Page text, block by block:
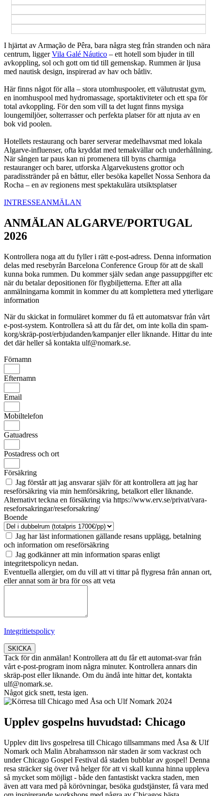
I hjärtat av Armação de Pêra, bara några steg från stranden och nära
centrum, liggerVila Galé Náutico – ett hotell som bjuder in till
avkoppling, sol och gott om tid till gemenskap. Rummen är ljusa
med nautisk design, inspirerad av hav och båtliv.
Här finns något för alla – stora utomhuspooler, ett välutrustat gym,
en inomhuspool med hydromassage, sportaktiviteter och ett spa för
total avkoppling. För den som vill ta det lugnt finns mysiga
loungemiljöer, solterrasser och perfekta platser för att njuta av en
bok vid poolen.
Hotellets restaurang och barer serverar medelhavsmat med lokala
Algarve-influenser, ofta kryddat med temakvällar och underhållning.
När sången tar paus kan ni promenera till byns charmiga
restauranger och barer, utforska Algarvekustens grottor och
paradisstränder på en båttur, eller besöka kapellet Nossa Senhora da
Rocha – en av regionens mest spektakulära utsiktsplatser
INTRESSEANMÄLAN
ANMÄLAN ALGARVE/PORTUGAL
2026
Kontrollera noga att du fyller i rätt e-post-adress. Denna information
delas med resebyrån Barcelona Conference Group för att de skall
kunna boka rummen. Du kommer själv sedan ange passuppgifter etc
när du betalar depositionen för flygbiljetterna. Efter att alla
anmälningarna kommit in kommer du att komplettera med ytterligare
information
När du skickat in formuläret kommer du få ett automatsvar från vårt
e-post-system. Kontrollera så att du får det, om inte kolla din spam-
korg/skräp-post/erbjudanden/kampanjer eller liknande. Hittar du inte
det där heller så kontakta ulf@nomark.se.
Förnamn
Efternamn
Email
Mobiltelefon
Gatuadress
Postadress och ort
Försäkring
Jag förstår att jag ansvarar själv för att kontrollera att jag har
reseförsäkring via min hemförsäkring, betalkort eller liknande.
Alternativt teckna en försäkring via https://www.erv.se/privat/vara-
reseforsakringar/reseforsakring/
Boende
Jag har läst informationen gällande resans upplägg, betalning
och information om reseförsäkring
Jag godkänner att min information sparas enligt
integritetspolicyn nedan.
Eventuella allergier, om du vill att vi tittar på flygresa från annan ort,
eller annat som är bra för oss att veta
Integritietspolicy
SKICKA
Tack för din anmälan! Kontrollera att du får ett automat-svar från
vårt e-post-program inom några minuter. Kontrollera annars din
skräp-post eller liknande. Om du ändå inte hittar det, kontakta
ulf@nomark.se.
Något gick snett, testa igen.
Upplev gospelns huvudstad: Chicago
Upplev ditt livs gospelresa till Chicago tillsammans med Åsa & Ulf
Nomark och Malin Abrahamsson när staden är som vackrast och
under Chicago Gospel Festival då staden bubblar av gospel! Denna
resa sträcker sig över två helger för att vi skall kunna hinna uppleva
så mycket som möjligt - både den fantastiskt vackra staden, men
även att vara med på körövningar, besöka gudstjänster, få vara med